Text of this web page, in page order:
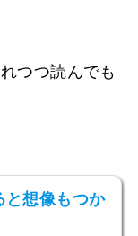
つつ読んでも
と想像もつか